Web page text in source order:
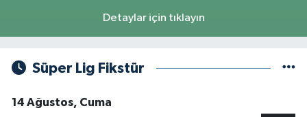
Detaylar için tıklayın
Süper Lig Fikstür
14 Ağustos, Cuma